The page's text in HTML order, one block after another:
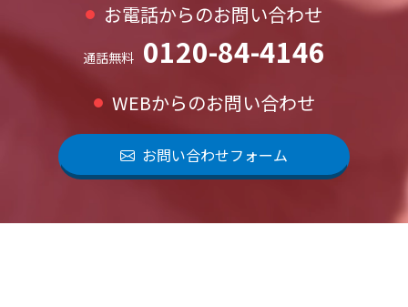
お電話からのお問い合わせ
通話無料 0120-84-4146
WEBからのお問い合わせ
お問い合わせフォーム